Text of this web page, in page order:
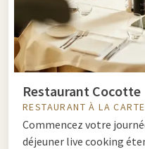
Restaurant Cocotte
RESTAURANT À LA CARTE
Commencez votre
déjeuner live cooking